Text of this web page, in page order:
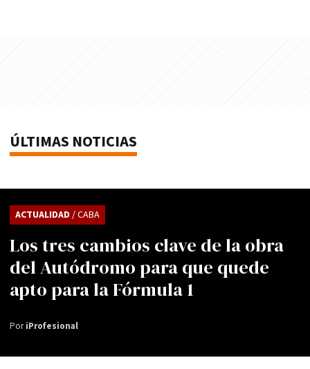
ÚLTIMAS NOTICIAS
Los tres cambios clave de la obra
del Autódromo para que quede
apto para la Fórmula 1
ACTUALIDAD / CABA
PoriProfesional